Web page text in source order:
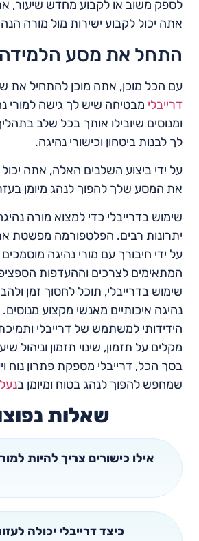
לספק משוב או לקבוע מחדש שיעור,
אתה יכול לקבוע ישירות מול מורה
התחל את מסע
עם הכל מוכן, אתה מוכן להתחיל את
דרייבלי מבטיחה שיש לך גישה למורי
ומנוסים שיובילו אותך בכל שלב
לך לבנות ביטחון וכישורי נהיגה.
על ידי ביצוע השלבים האלה, אתה
את המסע שלך להפוך לנהג מיומן
שימוש בדרייבלי כדי למצוא מורה
יתרונות רבים. הפלטפורמה מפשטת
על ידי חיבורך עם מורי נהיגה
המתאימים לצרכים וההעדפות
שימוש בדרייבלי, תוכל לחסוך זמן
נהיגה איכותיים מאנשי מקצוע
הידידותי למשתמש של דרייבלי
מקלים על תזמון, שינוי תזמון וניהול
בסך הכל, דרייבלי מספקת פתרון נוח
שמחפש להפוך לנהג בטוח ומיומן ב
שאלות
אילו כישורים צריך להיות
כיצד דרייבלי יכולה